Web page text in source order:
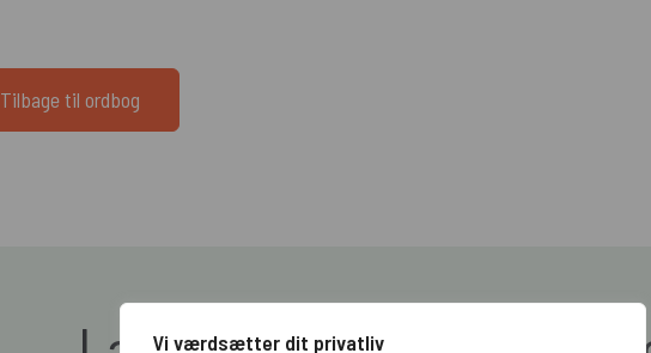
Vi værdsætter dit privatliv
Tilbage til ordbog